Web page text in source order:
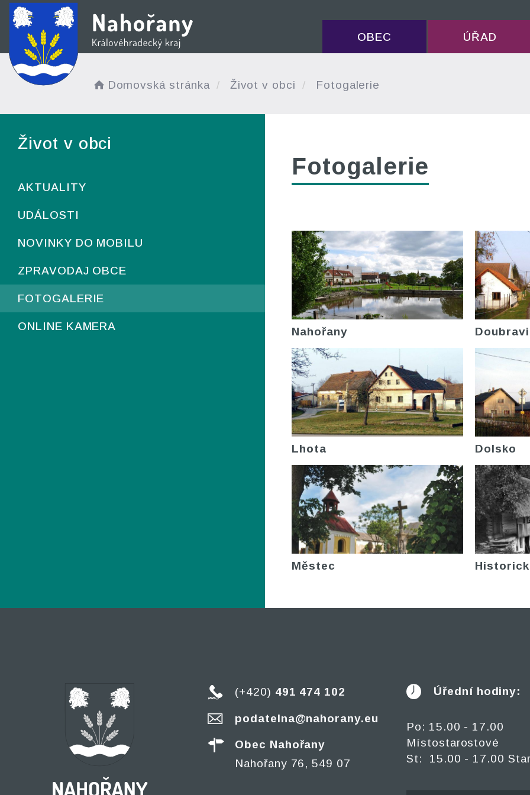
OBEC ÚŘAD
Domovská stránka Život v obci Fotogalerie
Život v obci
AKTUALITY
UDÁLOSTI
NOVINKY DO MOBILU
ZPRAVODAJ OBCE
FOTOGALERIE
ONLINE KAMERA
Fotogalerie
Nahořany
Lhota Dolsko
Městec
(+420) 491 474 102
podatelna@nahorany.eu
Obec Nahořany
Nahořany 76, 549 07
Úřední hodiny:
Po: 15.00 - 17.00
Místostarostové
St: 15.00 - 17.00